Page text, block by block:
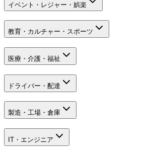
イベント・レジャー・娯楽
教育・カルチャー・スポーツ
医療・介護・福祉
ドライバー・配達
製造・工場・倉庫
IT・エンジニア